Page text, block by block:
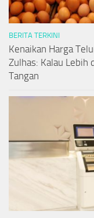
BERITA TERKINI
Kenaikan Harga
Zulhas: Kalau Lebih
Tangan